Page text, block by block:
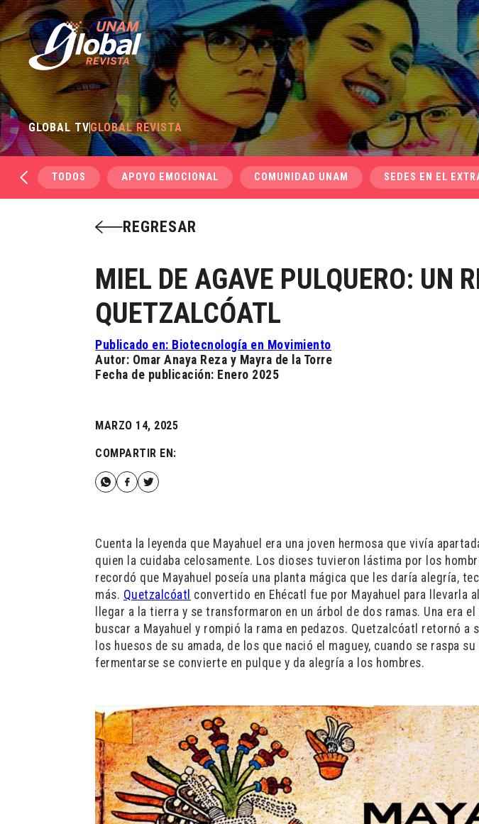
GLOBAL TVGLOBAL REVISTA
TODOS APOYO EMOCIONAL COMUNIDAD UNAM SEDES EN EL
REGRESAR
MIEL DE AGAVE PULQUERO: UN
QUETZALCÓATL
Publicado en: Biotecnología en Movimiento
Autor: Omar Anaya Reza y Mayra de la Torre
Fecha de publicación: Enero 2025
MARZO 14, 2025
COMPARTIR EN:
Cuenta la leyenda que Mayahuel era una joven hermosa que vivía
quien la cuidaba celosamente. Los dioses tuvieron lástima por los
recordó que Mayahuel poseía una planta mágica que les daría alegría,
más. Quetzalcóatl convertido en Ehécatl fue por Mayahuel para llevarla
llegar a la tierra y se transformaron en un árbol de dos ramas. Una era
buscar a Mayahuel y rompió la rama en pedazos. Quetzalcóatl retornó a
los huesos de su amada, de los que nació el maguey, cuando se raspa
fermentarse se convierte en pulque y da alegría a los hombres.